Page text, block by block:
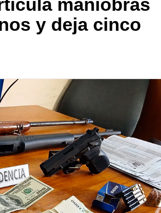
maniobras
y deja cinco